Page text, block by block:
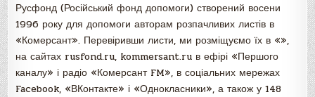
Русфонд (Російський фонд допомоги) створений восени
1996 року для допомоги авторам розпачливих листів в
«Комерсант». Перевіривши листи, ми розміщуємо їх в «»,
на сайтах rusfond.ru, kommersant.ru в ефірі «Першого
каналу» і радіо «Комерсант FM», в соціальних мережах
Facebook, «ВКонтакте» і «Однокласники», а також у 148